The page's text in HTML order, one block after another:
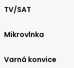
TV/SAT
Mikrovlnka
Varná konvice